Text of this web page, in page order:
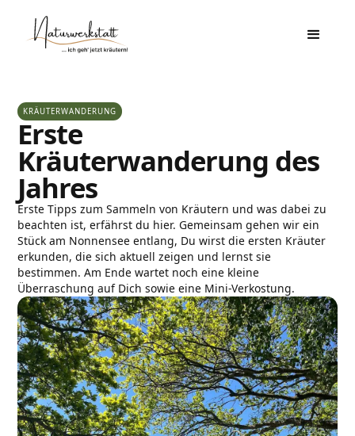
KRÄUTERWANDERUNG
Erste
Kräuterwanderung des
Jahres
Erste Tipps zum Sammeln von Kräutern und was dabei zu
beachten ist, erfährst du hier. Gemeinsam gehen wir ein
Stück am Nonnensee entlang, Du wirst die ersten Kräuter
erkunden, die sich aktuell zeigen und lernst sie
bestimmen. Am Ende wartet noch eine kleine
Überraschung auf Dich sowie eine Mini-Verkostung.